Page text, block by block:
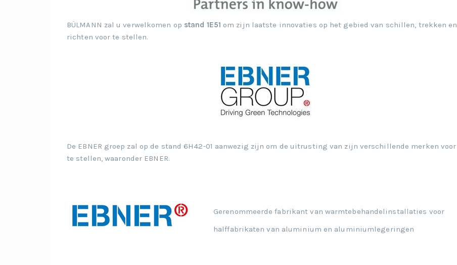
BÜLMANN zal u verwelkomen op stand 1E51 om zijn laatste innovaties op het gebied van schillen, trekken en
richten voor te stellen.
De EBNER groep zal op de stand 6H42-01 aanwezig zijn om de uitrusting van zijn verschillende merken voor
te stellen, waaronder EBNER.
Gerenommeerde fabrikant van warmtebehandelinstallaties voor
halffabrikaten van aluminium en aluminiumlegeringen